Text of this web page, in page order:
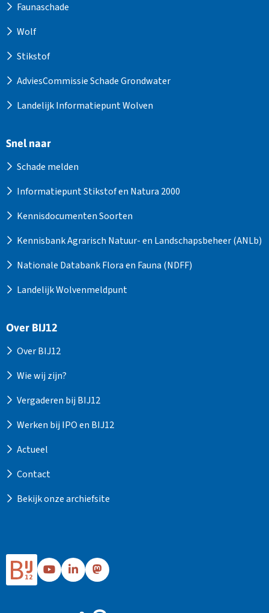
Faunaschade
Wolf
Stikstof
AdviesCommissie Schade Grondwater
Landelijk Informatiepunt Wolven
Snel naar
Schade melden
Informatiepunt Stikstof en Natura 2000
Kennisdocumenten Soorten
Kennisbank Agrarisch Natuur- en Landschapsbeheer (ANLb)
Nationale Databank Flora en Fauna (NDFF)
Landelijk Wolvenmeldpunt
Over BIJ12
Over BIJ12
Wie wij zijn?
Vergaderen bij BIJ12
Werken bij IPO en BIJ12
Actueel
Contact
Bekijk onze archiefsite
Ga
naar
Ga
naar
LinkedIn
Ga
naar
Mastodon